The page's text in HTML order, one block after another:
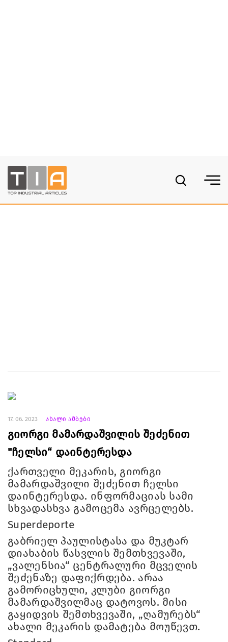
17. 06. 2023 ახალი ამბები
გიორგი მამარდაშვილის შეძენით
"ჩელსი“ დაინტერესდა
ქართველი მეკარის, გიორგი
მამარდაშვილი შეძენით ჩელსი
დაინტერესდა. ინფორმაციას სამი
სხვადასხვა გამოცემა ავრცელებს.
Superdeporte
გაბრიელ პაულისტასა და მუკტარ
დიახაბის წასვლის შემთხვევაში,
„ვალენსია“ ცენტრალური მცველის
შეძენაზე დაფიქრდება. არაა
გამორიცხული, კლუბი გიორგი
მამარდაშვილმაც დატოვოს. მისი
გაყიდვის შემთხვევაში, „ღამურებს“
ახალი მეკარის დამატება მოუწევთ.